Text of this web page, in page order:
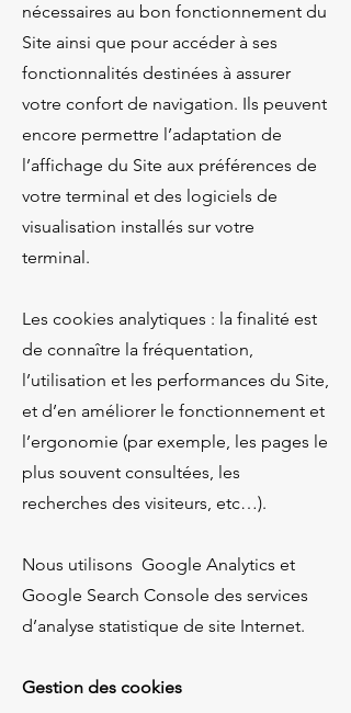
nécessaires au bon fonctionnement du
Site ainsi que pour accéder à ses
fonctionnalités destinées à assurer
votre confort de navigation. Ils peuvent
encore permettre l’adaptation de
l’affichage du Site aux préférences de
votre terminal et des logiciels de
visualisation installés sur votre
terminal.
Les cookies analytiques : la finalité est
de connaître la fréquentation,
l’utilisation et les performances du Site,
et d’en améliorer le fonctionnement et
l’ergonomie (par exemple, les pages le
plus souvent consultées, les
recherches des visiteurs, etc…).
Nous utilisons Google Analytics et
Google Search Console des services
d’analyse statistique de site Internet.
Gestion des cookies